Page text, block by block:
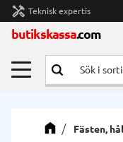
Meny
handyman Teknisk expertis
butikskassa.com
Fästen,